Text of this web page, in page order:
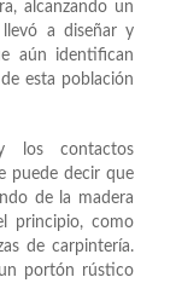
alcanzando un
a diseñar y
aún identifican
esta población
los contactos
puede decir que
de la madera
principio, como
de carpintería.
portón rústico